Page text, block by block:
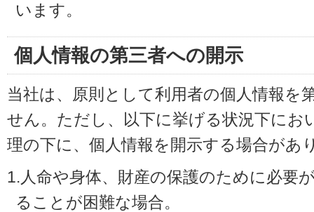
います。
個人情報の第三者への開示
当社は、原則として利用者の個人情報を
せん。ただし、以下に挙げる状況下にお
理の下に、個人情報を開示する場合があ
1.人命や身体、財産の保護のために必要
ることが困難な場合。